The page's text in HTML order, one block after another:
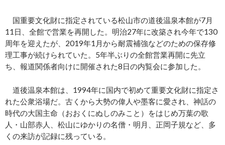
国重要文化財に指定されている松山市の道後温泉本館が7月
11日、全館で営業を再開した。明治27年に改築され今年で130
周年を迎えたが、2019年1月から耐震補強などのための保存修
理工事が続けられていた。5年半ぶりの全館営業再開に先立
ち、報道関係者向けに開催された8日の内覧会に参加した。
道後温泉本館は、1994年に国内で初めて重要文化財に指定さ
れた公衆浴場だ。古くから大勢の偉人や墨客に愛され、神話の
時代の大国主命（おおくにぬしのみこと）をはじめ万葉の歌
人・山部赤人、松山にゆかりの名僧・明月、正岡子規など、多
くの来訪が記録に残っている。